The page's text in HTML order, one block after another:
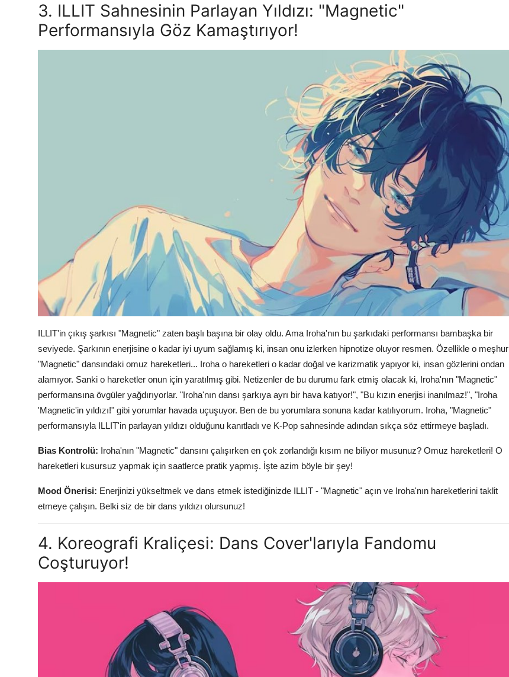
3. ILLIT Sahnesinin Parlayan Yıldızı: "Magnetic"
Performansıyla Göz Kamaştırıyor!
ILLIT'in çıkış şarkısı "Magnetic" zaten başlı başına bir olay oldu. Ama Iroha'nın bu şarkıdaki performansı bambaşka bir
seviyede. Şarkının enerjisine o kadar iyi uyum sağlamış ki, insan onu izlerken hipnotize oluyor resmen. Özellikle o meşhur
"Magnetic" dansındaki omuz hareketleri... Iroha o hareketleri o kadar doğal ve karizmatik yapıyor ki, insan gözlerini ondan
alamıyor. Sanki o hareketler onun için yaratılmış gibi. Netizenler de bu durumu fark etmiş olacak ki, Iroha'nın "Magnetic"
performansına övgüler yağdırıyorlar. "Iroha'nın dansı şarkıya ayrı bir hava katıyor!", "Bu kızın enerjisi inanılmaz!", "Iroha
'Magnetic'in yıldızı!" gibi yorumlar havada uçuşuyor. Ben de bu yorumlara sonuna kadar katılıyorum. Iroha, "Magnetic"
performansıyla ILLIT'in parlayan yıldızı olduğunu kanıtladı ve K-Pop sahnesinde adından sıkça söz ettirmeye başladı.
Bias Kontrolü: Iroha'nın "Magnetic" dansını çalışırken en çok zorlandığı kısım ne biliyor musunuz? Omuz hareketleri! O
hareketleri kusursuz yapmak için saatlerce pratik yapmış. İşte azim böyle bir şey!
Mood Önerisi: Enerjinizi yükseltmek ve dans etmek istediğinizde ILLIT - "Magnetic" açın ve Iroha'nın hareketlerini taklit
etmeye çalışın. Belki siz de bir dans yıldızı olursunuz!
4. Koreografi Kraliçesi: Dans Cover'larıyla Fandomu
Coşturuyor!